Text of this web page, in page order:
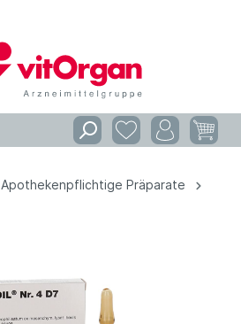
Apothekenpflichtige Präparate